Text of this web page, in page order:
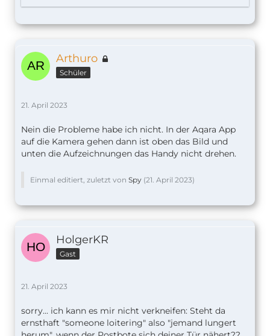
Arthuro
Schüler
21. April 2023
Nein die Probleme habe ich nicht. In der Aqara App
auf die Kamera gehen dann ist oben das Bild und
unten die Aufzeichnungen das Handy nicht drehen.
Einmal editiert, zuletzt von Spy (21. April 2023)
HolgerKR
Gast
21. April 2023
sorry... ich kann es mir nicht verkneifen: Steht da
ernsthaft "someone loitering" also "jemand lungert